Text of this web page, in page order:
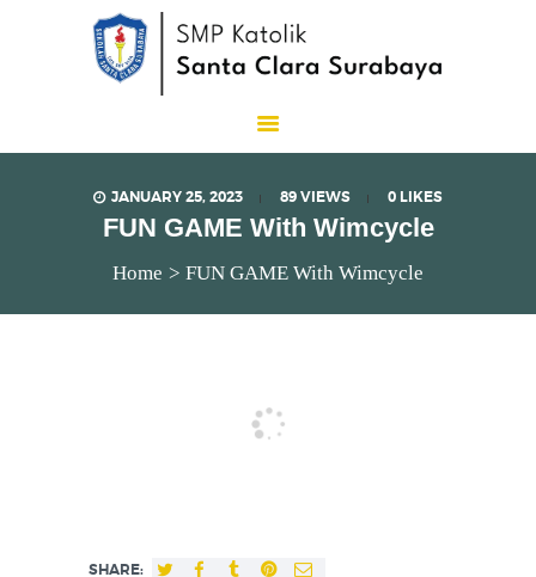
JANUARY 25, 2023 89VIEWS 0 LIKES
FUN GAME With Wimcycle
Home FUN GAME With Wimcycle
SMP Katolik Santa Clara
SHARE: